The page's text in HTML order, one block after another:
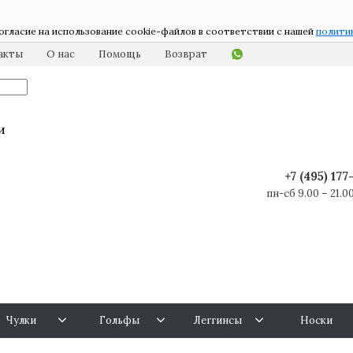
на использование cookie-файлов в соответствии с нашей
О нас Помощь Возврат
+7 (495)
пн-сб 9.00 –
Чулки Гольфы Леггинсы Носки